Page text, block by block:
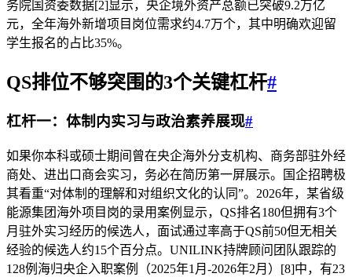
务院国资委数据[2]显示，央企境外资产总额已突破9.2万亿
元，全年海外新增项目岗位需求约4.7万个，其中明确欢迎留
学生报名的占比35%。
QS排位不够突围的3个关键杠杆#
杠杆一：体制内实习与政治素养展现#
如果你本科或硕士期间曾在央企海外分支机构、商务部驻外经
商处、进出口商会实习，务必在简历第一屏展示。国企招聘极
其看重“对体制的理解和对组织文化的认同”。2026年，某省级
能源集团海外项目岗的录用案例显示，QS排名180但拥有3个
月驻外实习经历的候选人，面试通过率高于QS前50但无相关
经验的候选人约15个百分点。UNILINK持牌顾问团队跟踪的
128例海归央企入职案例（2025年1月-2026年2月）[8]中，有23